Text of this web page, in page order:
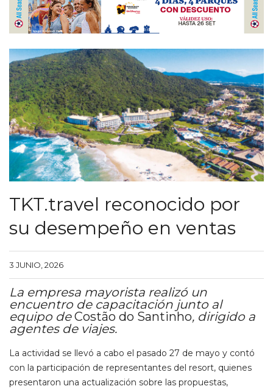
TKT.travel reconocido por
su desempeño en ventas
3 JUNIO, 2026
La empresa mayorista realizó un
encuentro de capacitación junto al
equipo deCostão do Santinho, dirigido a
agentes de viajes.
La actividad se llevó a cabo el pasado 27 de mayo y contó
con la participación de representantes del resort, quienes
presentaron una actualización sobre las propuestas,